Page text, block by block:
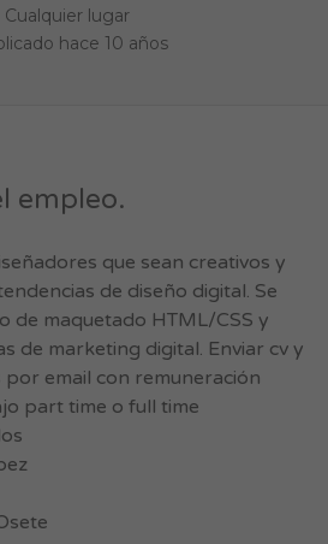
Cualquier lugar
hace 10 años
empleo.
que sean creativos y
de diseño digital. Se
de maquetado HTML/CSS y
de marketing digital. Enviar cv y
email con remuneración
part time o full time